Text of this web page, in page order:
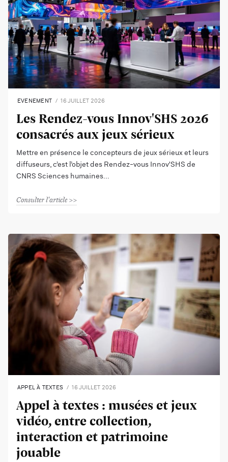
EVENEMENT 16 JUILLET 2026
Les Rendez-vous Innov'SHS 2026
consacrés aux jeux sérieux
Mettre en présence le concepteurs de jeux sérieux et leurs
diffuseurs, c’est l’objet des Rendez-vous Innov'SHS de
CNRS Sciences humaines
Consulter l'article
APPEL À TEXTES 16 JUILLET 2026
Appel à textes : musées et jeux
vidéo, entre collection,
interaction et patrimoine
jouable